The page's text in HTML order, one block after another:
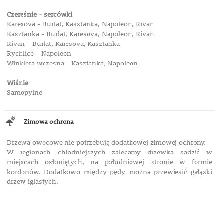
Czereśnie - sercówki
Karesova - Burlat, Kasztanka, Napoleon, Rivan
Kasztanka - Burlat, Karesova, Napoleon, Rivan
Rivan - Burlat, Karesova, Kasztanka
Rychlice - Napoleon
Winklera wczesna - Kasztanka, Napoleon
Wiśnie
Samopylne
Zimowa ochrona
Drzewa owocowe nie potrzebują dodatkowej zimowej ochrony.
W regionach chłodniejszych zalecamy drzewka sadzić w
miejscach osłoniętych, na południowej stronie w formie
kordonów. Dodatkowo między pędy można przewiesić gałązki
drzew iglastych.